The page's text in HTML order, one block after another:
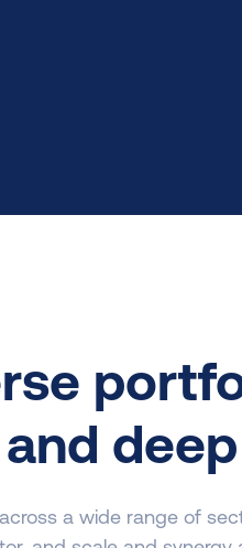
deep
a wide range of